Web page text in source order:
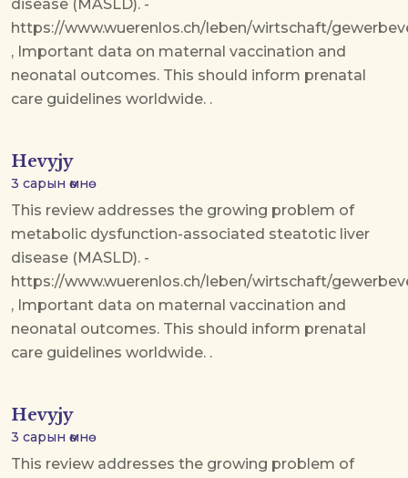
disease (MASLD). -
https://www.wuerenlos.ch/leben/wirtschaft/
, Important data on maternal vaccination and
neonatal outcomes. This should inform prenatal
care guidelines worldwide. .
Hevyjy
3 сарын өмнө
This review addresses the growing problem of
metabolic dysfunction-associated steatotic liver
disease (MASLD). -
https://www.wuerenlos.ch/leben/wirtschaft/
, Important data on maternal vaccination and
neonatal outcomes. This should inform prenatal
care guidelines worldwide. .
Hevyjy
3 сарын өмнө
This review addresses the growing problem of